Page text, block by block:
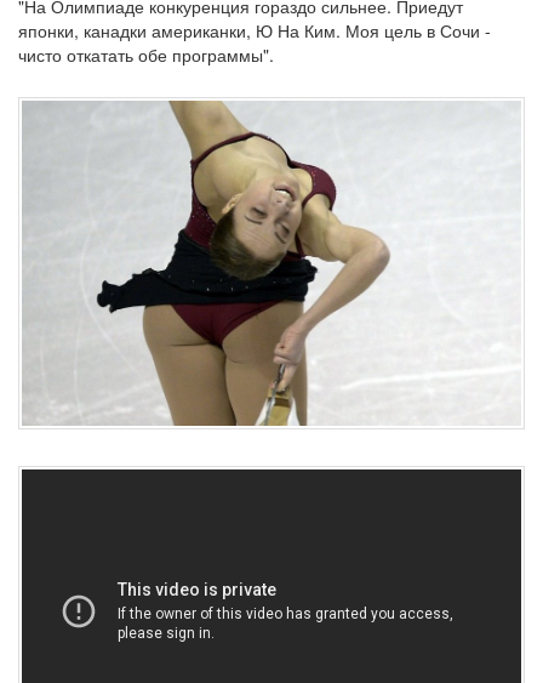
"На Олимпиаде конкуренция гораздо сильнее. Приедут
японки, канадки американки, Ю На Ким. Моя цель в Сочи -
чисто откатать обе программы".